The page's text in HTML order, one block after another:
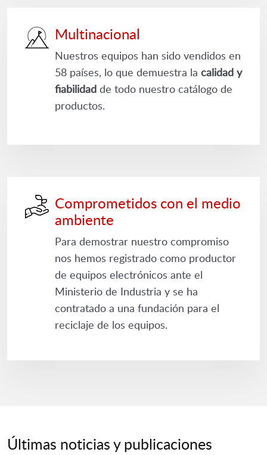
Multinacional
Nuestros equipos han sido vendidos en
58 países, lo que demuestra la calidad y
fiabilidad de todo nuestro catálogo de
productos.
Comprometidos con el medio
ambiente
Para demostrar nuestro compromiso
nos hemos registrado como productor
de equipos electrónicos ante el
Ministerio de Industria y se ha
contratado a una fundación para el
reciclaje de los equipos.
Últimas noticias y publicaciones